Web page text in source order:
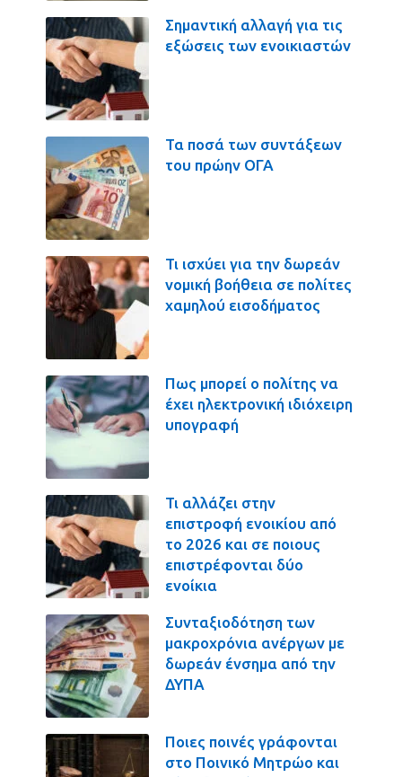
Σημαντική αλλαγή για τις
εξώσεις των ενοικιαστών
Τα ποσά των συντάξεων
του πρώην ΟΓΑ
Τι ισχύει για την δωρεάν
νομική βοήθεια σε πολίτες
χαμηλού εισοδήματος
Πως μπορεί ο πολίτης να
έχει ηλεκτρονική ιδιόχειρη
υπογραφή
Τι αλλάζει στην
επιστροφή ενοικίου από
το 2026 και σε ποιους
επιστρέφονται δύο
ενοίκια
Συνταξιοδότηση των
μακροχρόνια ανέργων με
δωρεάν ένσημα από την
ΔΥΠΑ
Ποιες ποινές γράφονται
στο Ποινικό Μητρώο και